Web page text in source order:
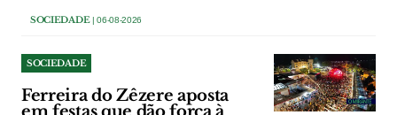
SOCIEDADE| 06-08-2026
SOCIEDADE
Ferreira do Zêzere aposta